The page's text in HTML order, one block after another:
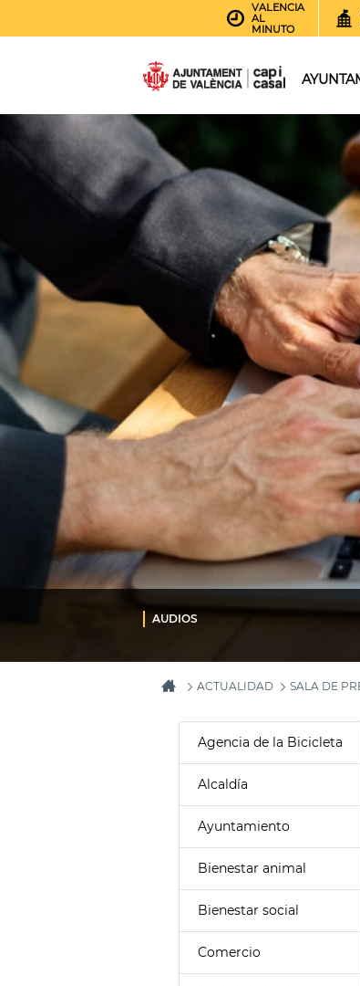
VALENCIA
AL
MINUTO
AUDIOS
ACTUALIDAD SALA DE
Agencia de la Bicicleta
Alcaldía
Ayuntamiento
Bienestar animal
Bienestar social
Comercio